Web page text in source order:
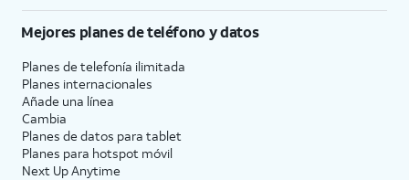
Mejores planes de teléfono y datos
Planes de telefonía ilimitada
Planes internacionales
Añade una línea
Cambia
Planes de datos para tablet
Planes para hotspot móvil
Next Up Anytime